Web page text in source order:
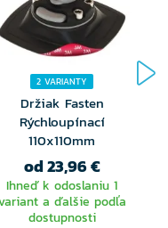
štyrmi
S pomocou
napríklad do
dosky. Vrchná
k základni
2 VARIANTY
Držiak Fasten
Rýchloupínací
110x110mm
od 23,96 €
Ihneď k odoslaniu 1
a ďalšie podľa
dostupnosti